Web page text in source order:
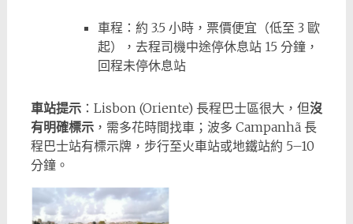
車程：約 3.5 小時，票價便宜（低至 3 歐
起），去程司機中途停休息站 15 分鐘，
回程未停休息站
車站提示：Lisbon (Oriente) 長程巴士區很大，但沒
有明確標示，需多花時間找車；波多 Campanhã 長
程巴士站有標示牌，步行至火車站或地鐵站約 5–10
分鐘。